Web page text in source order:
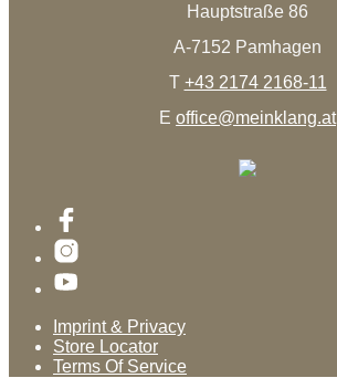
Hauptstraße 86
A-7152 Pamhagen
T +43 2174 2168-11
E office@meinklang.at
Imprint & Privacy
Store Locator
Terms Of Service